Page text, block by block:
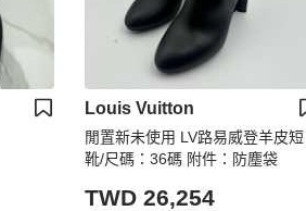
Louis Vuitton
閒置新未使用 LV路易威登羊皮短
靴/尺碼：36碼 附件：防塵袋
TWD 26,254